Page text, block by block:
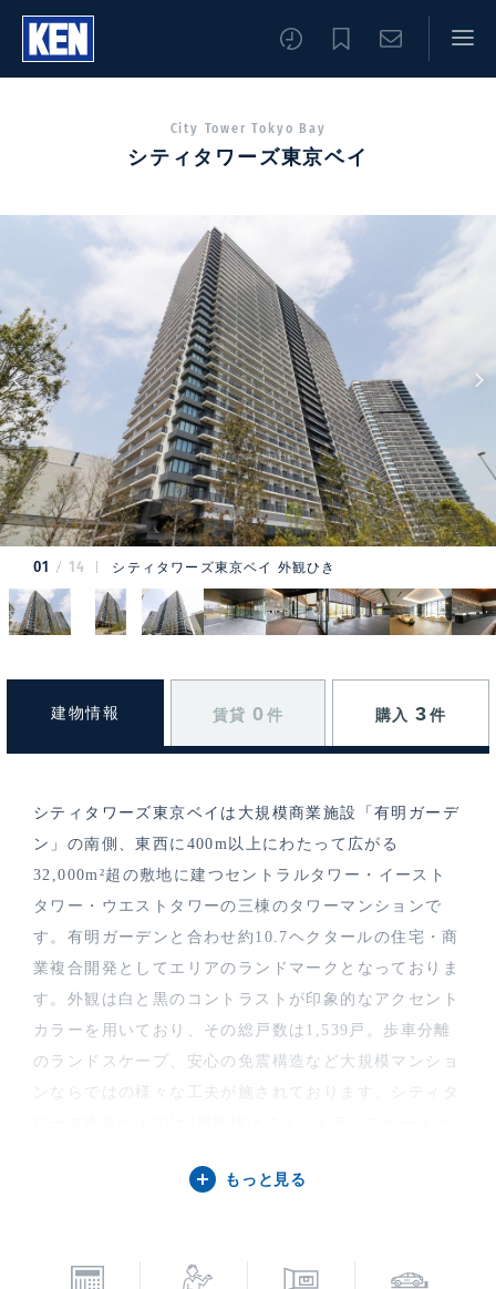
City Tower Tokyo Bay
シティタワーズ東京ベイ
01 14 シティタワーズ東京ベイ 外観ひき
建物情報 賃貸 0 件 購入 3 件
シティタワーズ東京ベイは大規模商業施設「有明ガーデ
ン」の南側、東西に400m以上にわたって広がる
32,000m²超の敷地に建つセントラルタワー・イースト
タワー・ウエストタワーの三棟のタワーマンションで
す。有明ガーデンと合わせ約10.7ヘクタールの住宅・商
業複合開発としてエリアのランドマークとなっておりま
す。外観は白と黒のコントラストが印象的なアクセント
カラーを用いており、その総戸数は1,539戸。歩車分離
のランドスケープ、安心の免震構造など大規模マンショ
ンならではの様々な工夫が施されております。シティタ
リーなパーティラウンジなどの共用設備も豊富。
定などのご相談は、高級不動産の取扱いに特化したケ
もっと見る